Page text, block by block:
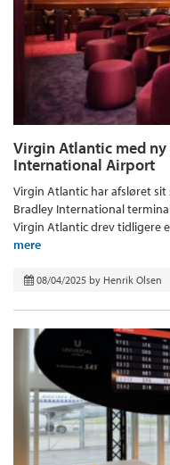
Virgin Atlantic med
International Airport
Virgin Atlantic har afsløret sit
Bradley International
Virgin Atlantic drev tidligere
mere
08/04/2025 by Henrik Olsen